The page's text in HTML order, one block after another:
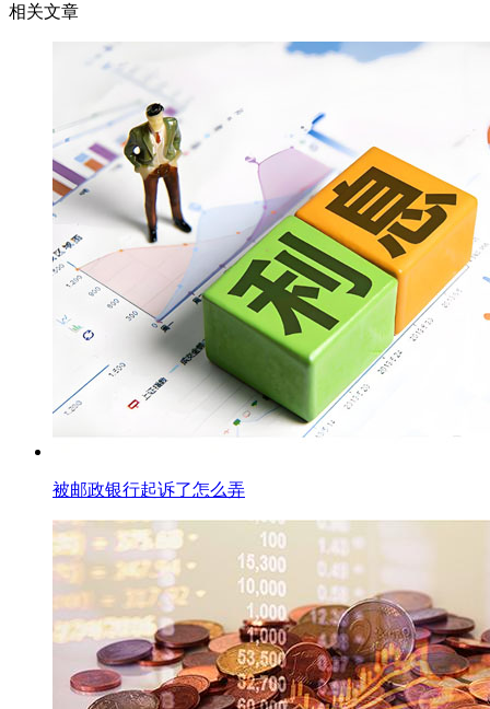
相关文章
被邮政银行起诉了怎么弄